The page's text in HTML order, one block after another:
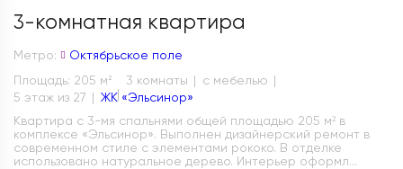
3-комнатная квартира
Метро:
Октябрьское поле
Площадь: 205 м 2 3 комнаты
с мебелью
5 этаж из 27
ЖК «Эльсинор»
Квартира с 3-мя спальнями общей площадью 205 м² в
комплексе «Эльсинор». Выполнен дизайнерский ремонт в
современном стиле с элементами рококо. В отделке
использовано натуральное дерево. Интерьер оформл...